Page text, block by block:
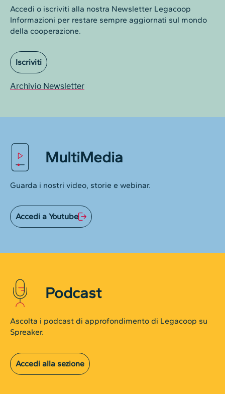
Accedi o iscriviti alla nostra Newsletter Legacoop
Informazioni per restare sempre aggiornati sul mondo
della cooperazione.
Iscriviti
Archivio Newsletter
MultiMedia
Guarda i nostri video, storie e webinar.
Accedi a Youtube
Podcast
Ascolta i podcast di approfondimento di Legacoop su
Spreaker.
Accedi alla sezione